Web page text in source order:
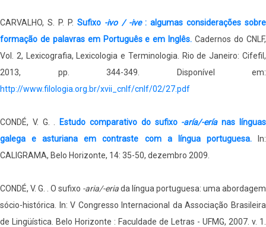
CARVALHO, S. P. P.Sufixo -ivo / -ive: algumas considerações sobre
formação de palavras em Português e em Inglês. Cadernos do CNLF,
Vol. 2, Lexicografia, Lexicologia e Terminologia. Rio de Janeiro: Cifefil,
2013, pp. 344-349. Disponível em:
http://www.filologia.org.br/xvii_cnlf/cnlf/02/27.pdf
CONDÉ, V. G. . Estudo comparativo do sufixo -aría/-eríanas línguas
galega e asturiana em contraste com a língua portuguesa.In:
CALIGRAMA, Belo Horizonte, 14: 35-50, dezembro 2009.
CONDÉ, V. G. . O sufixo -aria/-eriada língua portuguesa: uma abordagem
sócio-histórica. In: V Congresso Internacional da Associação Brasileira
de Lingüística. Belo Horizonte : Faculdade de Letras - UFMG, 2007. v. 1.